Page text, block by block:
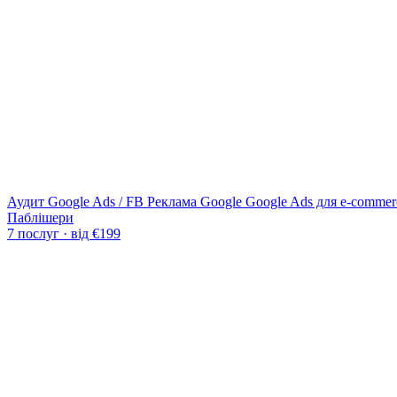
Аудит Google Ads / FB Реклама Google Google Ads для e-
Паблішери
7 послуг · від €199